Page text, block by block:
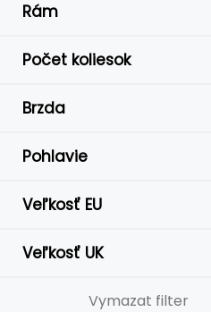
Rám
Počet koliesok
Brzda
Pohlavie
Veľkosť EU
Veľkosť UK
Vymazat filter